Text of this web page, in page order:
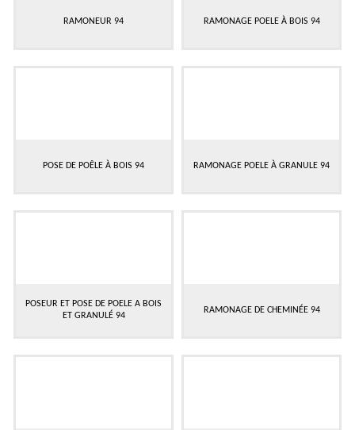
RAMONEUR 94 RAMONAGE POELE À BOIS 94
POSE DE POÊLE À BOIS 94 RAMONAGE POELE À GRANULE 94
POSEUR ET POSE DE POELE A BOIS
ET GRANULÉ 94
RAMONAGE DE CHEMINÉE 94